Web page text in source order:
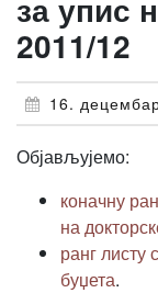
за упис
2011/12
16.
Објављујемо:
коначну
на
ранг листу
буџета.